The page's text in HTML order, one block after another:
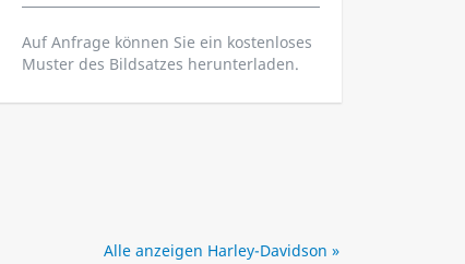
Auf Anfrage können Sie ein kostenloses
Muster des Bildsatzes herunterladen.
Alle anzeigen Harley-Davidson »